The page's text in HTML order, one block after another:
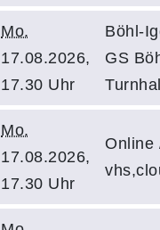
Mo.
17.08.2026,
17.30 Uhr
Böhl-
GS
Mo.
17.08.2026,
17.30 Uhr
Online